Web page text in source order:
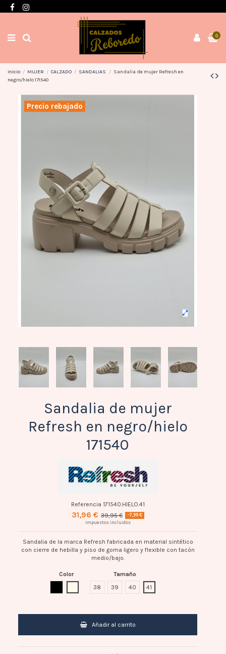
0
Inicio MUJER CALZADO SANDALIAS
Sandalia de mujer Refresh en
negro/hielo 171540
Precio rebajado
Sandalia de mujer
Refresh en negro/hielo
171540
Referencia 171540.HIELO.41
31,96 € 39,95 € -7,99 €
Impuestos incluidos
Sandalia de la marca Refresh fabricada en material sintético
con cierre de hebilla y piso de goma ligero y flexible con tacón
medio/bajo.
Color
Tamaño
38
39 40 41
Añadir al carrito